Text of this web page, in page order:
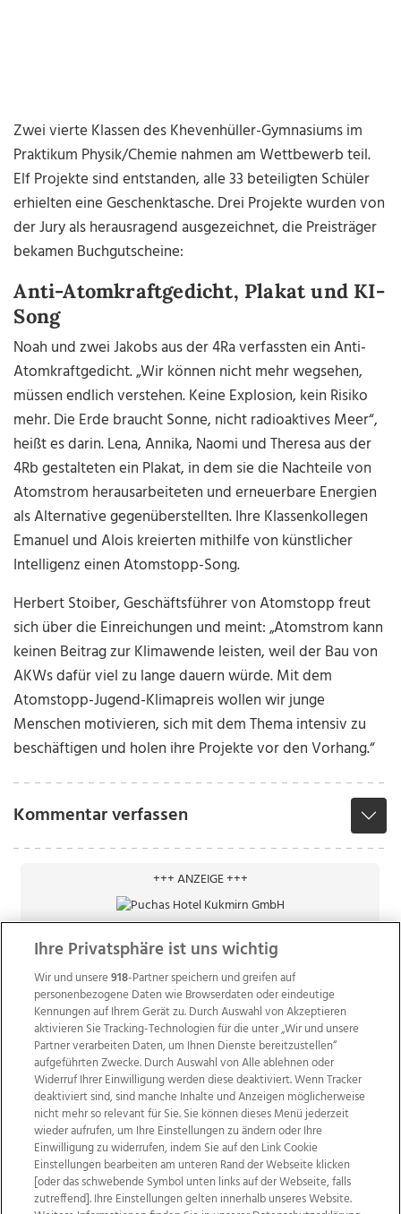
Zwei vierte Klassen des Khevenhüller-Gymnasiums im
Praktikum Physik/Chemie nahmen am Wettbewerb teil.
Elf Projekte sind entstanden, alle 33 beteiligten Schüler
erhielten eine Geschenktasche. Drei Projekte wurden von
der Jury als herausragend ausgezeichnet, die Preisträger
bekamen Buchgutscheine:
Anti-Atomkraftgedicht, Plakat und KI-
Song
Noah und zwei Jakobs aus der 4Ra verfassten ein Anti-
Atomkraftgedicht. „Wir können nicht mehr wegsehen,
müssen endlich verstehen. Keine Explosion, kein Risiko
mehr. Die Erde braucht Sonne, nicht radioaktives Meer“,
heißt es darin. Lena, Annika, Naomi und Theresa aus der
4Rb gestalteten ein Plakat, in dem sie die Nachteile von
Atomstrom herausarbeiteten und erneuerbare Energien
als Alternative gegenüberstellten. Ihre Klassenkollegen
Emanuel und Alois kreierten mithilfe von künstlicher
Intelligenz einen Atomstopp-Song.
Herbert Stoiber, Geschäftsführer von Atomstopp freut
sich über die Einreichungen und meint: „Atomstrom kann
keinen Beitrag zur Klimawende leisten, weil der Bau von
AKWs dafür viel zu lange dauern würde. Mit dem
Atomstopp-Jugend-Klimapreis wollen wir junge
Menschen motivieren, sich mit dem Thema intensiv zu
beschäftigen und holen ihre Projekte vor den Vorhang.“
Kommentar verfassen
+++ ANZEIGE +++
Wir über uns Mediadaten Kontakt
Jobs
Datenschutz
Impressum
AGB Anzeigekunden
Ihre Privatsphäre ist uns wichtig
Wir und unsere918-Partner speichern und greifen auf
personenbezogene Daten wie Browserdaten oder eindeutige
Kennungen auf Ihrem Gerät zu. Durch Auswahl von Akzeptieren
aktivieren Sie Tracking-Technologien für die unter „Wir und unsere
Partner verarbeiten Daten, um Ihnen Dienste bereitzustellen“
aufgeführten Zwecke. Durch Auswahl von Alle ablehnen oder
Widerruf Ihrer Einwilligung werden diese deaktiviert. Wenn Tracker
deaktiviert sind, sind manche Inhalte und Anzeigen möglicherweise
nicht mehr so relevant für Sie. Sie können dieses Menü jederzeit
wieder aufrufen, um Ihre Einstellungen zu ändern oder Ihre
Einwilligung zu widerrufen, indem Sie auf den Link Cookie
Einstellungen bearbeiten am unteren Rand der Webseite klicken
[oder das schwebende Symbol unten links auf der Webseite, falls
zutreffend]. Ihre Einstellungen gelten innerhalb unseres Website.